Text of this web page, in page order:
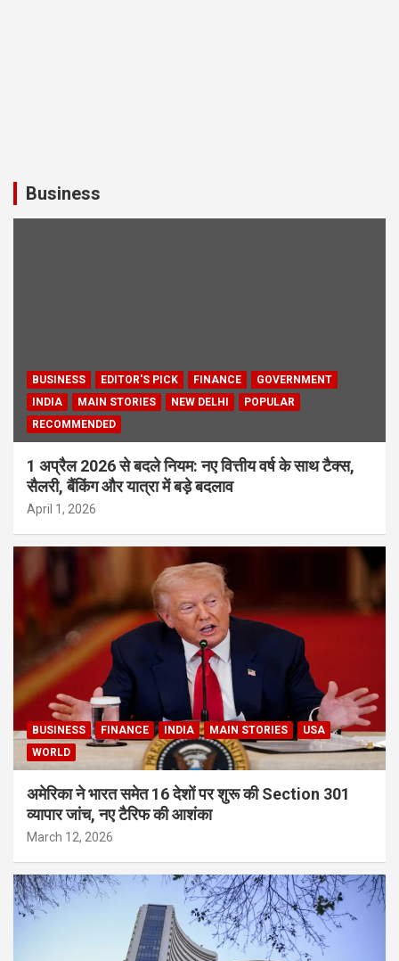
Business
BUSINESS EDITOR'S PICK FINANCE
GOVERNMENT
INDIA
MAIN STORIES NEW DELHI
POPULAR
RECOMMENDED
1 अप्रैल 2026 से बदले नियम: नए वित्तीय वर्ष के साथ टैक्स,
सैलरी, बैंकिंग और यात्रा में बड़े बदलाव
April 1, 2026
BUSINESS FINANCE INDIA MAIN STORIES
USA
WORLD
अमेरिका ने भारत समेत 16 देशों पर शुरू की Section 301
व्यापार जांच, नए टैरिफ की आशंका
March 12, 2026